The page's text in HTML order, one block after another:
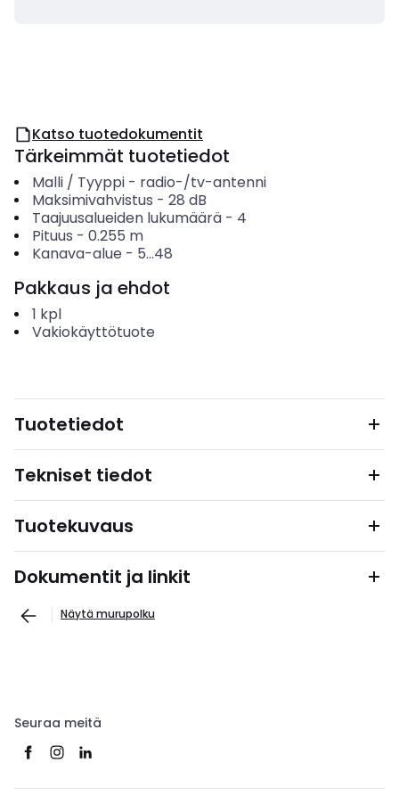
Katso tuotedokumentit
Tärkeimmät tuotetiedot
Malli / Tyyppi- radio-/tv-antenni
Maksimivahvistus - 28 dB
Taajuusalueiden lukumäärä- 4
Pituus - 0.255 m
Kanava-alue - 5...48
Pakkaus ja ehdot
1 kpl
Vakiokäyttötuote
Tuotetiedot
Tekniset tiedot
Tuotekuvaus
Dokumentit ja linkit
Näytä murupolku
Seuraa meitä